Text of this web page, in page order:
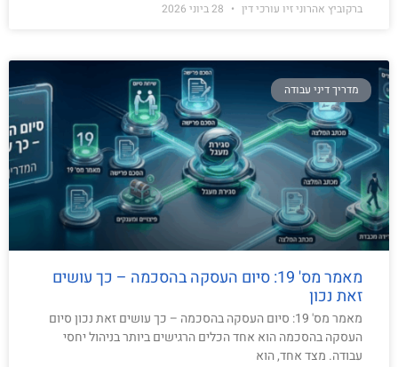
ברקוביץ אהרוני זיו עורכי דין
מדריך דיני עבודה
מאמר מס' 19: סיום העסקה בהסכמה – כך עושים
זאת נכון
מאמר מס' 19: סיום העסקה בהסכמה – כך עושים זאת נכון סיום
העסקה בהסכמה הוא אחד הכלים הרגישים ביותר בניהול יחסי
עבודה. מצד אחד, הוא